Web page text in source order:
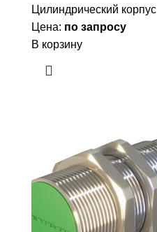
Цилиндрический корпус
Цена: по запросу
В корзину